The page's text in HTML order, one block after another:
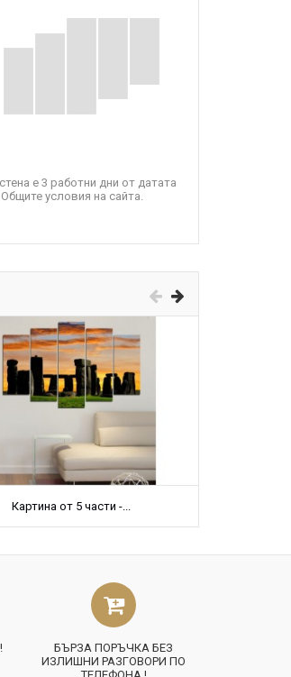
е 3 работни дни от датата
условия на сайта.
Картина от 5 части -...
БЪРЗА ПОРЪЧКА БЕЗ
ИЗЛИШНИ РАЗГОВОРИ ПО